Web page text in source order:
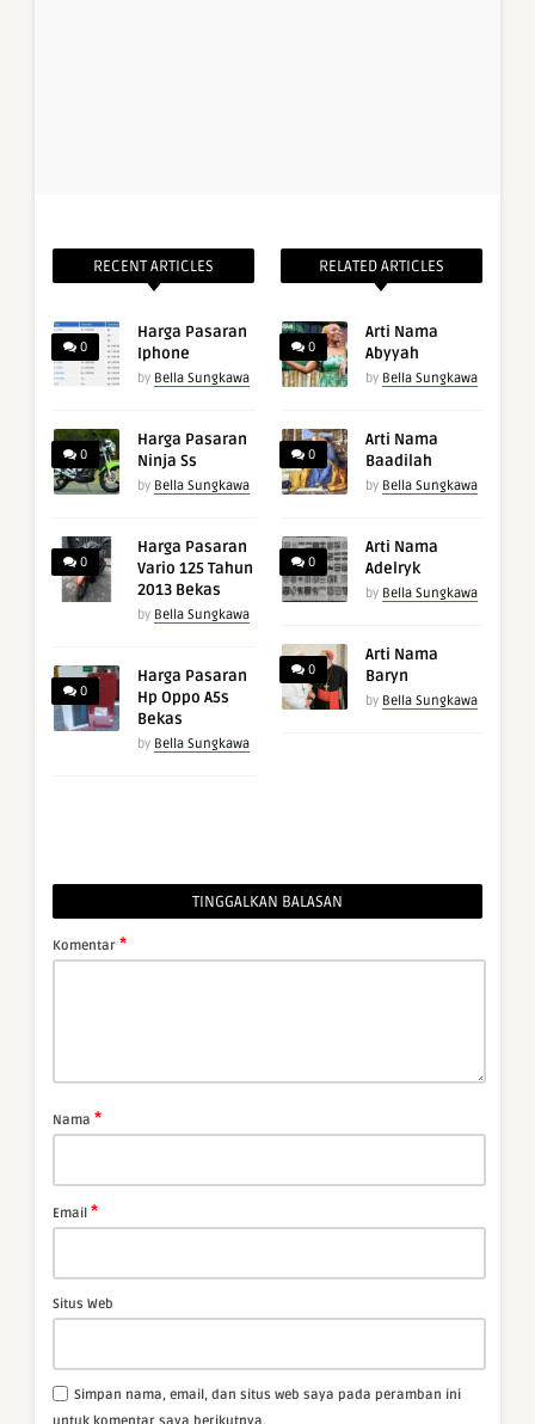
RECENT ARTICLES
0
Harga Pasaran
Iphone
by Bella Sungkawa
0
Harga Pasaran
Ninja Ss
by Bella Sungkawa
0
Harga Pasaran
Vario 125 Tahun
2013 Bekas
by Bella Sungkawa
0
Harga Pasaran
Hp Oppo A5s
Bekas
by Bella Sungkawa
RELATED ARTICLES
0
Arti Nama
Abyyah
by Bella Sungkawa
0
Arti Nama
Baadilah
by Bella Sungkawa
0
Arti Nama
Adelryk
by Bella Sungkawa
0
Arti Nama
Baryn
by Bella Sungkawa
TINGGALKAN BALASAN
Komentar *
Nama *
Email *
Situs Web
Simpan nama, email, dan situs web saya pada peramban ini